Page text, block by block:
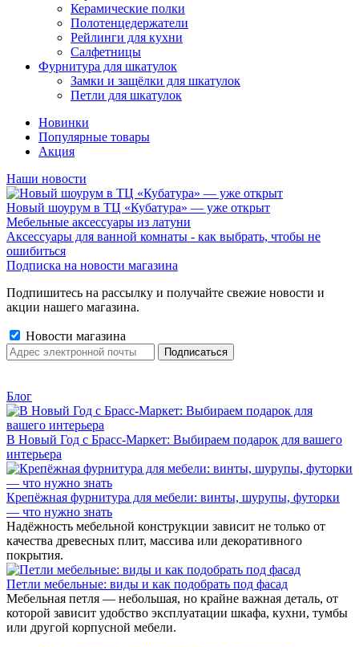
Керамические полки
Полотенцедержатели
Рейлинги для кухни
Салфетницы
Фурнитура для шкатулок
Замки и защёлки для шкатулок
Петли для шкатулок
Новинки
Популярные товары
Акция
Наши новости
Новый шоурум в ТЦ «Кубатура» — уже открыт
Мебельные аксессуары из латуни
Аксессуары для ванной комнаты - как выбрать, чтобы не
ошибиться
Подписка на новости магазина
Подпишитесь на рассылку и получайте свежие новости и
акции нашего магазина.
Новости магазина
Блог
В Новый Год с Брасс-Маркет: Выбираем подарок для вашего
интерьера
Крепёжная фурнитура для мебели: винты, шурупы, футорки
— что нужно знать
Надёжность мебельной конструкции зависит не только от
качества древесных плит, массива или декоративного
покрытия.
Петли мебельные: виды и как подобрать под фасад
Мебельная петля — небольшая, но крайне важная деталь, от
которой зависит удобство эксплуатации шкафа, кухни, тумбы
или другой корпусной мебели.